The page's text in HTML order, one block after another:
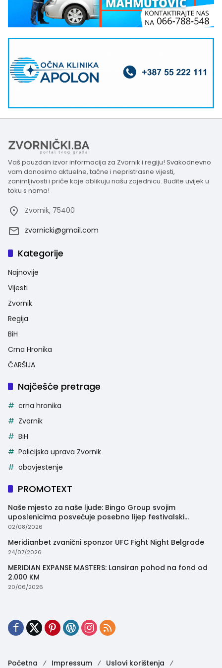
Vaš pouzdan izvor informacija za Zvornik i regiju! Svakodnevno
vam donosimo aktuelne, tačne i nepristrasne vijesti,
zanimljivosti i priče koje oblikuju našu zajednicu. Budite uvijek u
toku s nama!
Zvornik, 75400
zvornicki@gmail.com
Kategorije
Najnovije
Vijesti
Zvornik
Regija
BiH
Crna Hronika
ČARŠIJA
Najčešće pretrage
crna hronika
Zvornik
BiH
Policijska uprava Zvornik
obavjestenje
PROMOTEXT
Naše mjesto za naše ljude: Bingo Group svojim
uposlenicima posvećuje posebno lijep festivalski
trenutak
02/08/2026
Meridianbet zvanični sponzor UFC Fight Night Belgrade
24/07/2026
MERIDIAN EXPANSE MASTERS: Lansiran pohod na fond od
2.000 KM
20/06/2026
Početna Impressum Uslovi korištenja